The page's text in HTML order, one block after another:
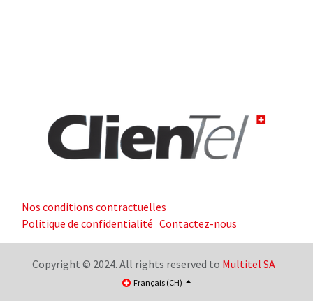
Nos conditions contractuelles
Politique de confidentialité Contactez-nous
Copyright © 2024. All rights reserved to Multitel SA
Français (CH)